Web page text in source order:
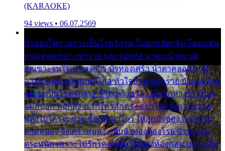
(KARAOKE)
94 views • 06.07.2569
บัวทองโศก เพราะเป็นโรครักรุม ในอกกลัดกลุ้ม โดนแฟน
หนุ่มหลอกเอา เขารวย และรูปหล่อ มาพะเน้าพะนอ
ออเซาะจนใจเบา สงสาร บัวทองเศร้า น้ำตาคลอเบ้า เฝ้า
อาลัย หนุ่มรูปหล่อหนีไกล หัวใจบัวทองระรวย บัวทองโศก
เพราะเป็นโรครักจาง ชีวิตเคว้งคว้าง เมื่อรักห่างร้างไกล
แม่ก็บอก พ่อก็สั่งจะรักใครสักครั้ง อย่าไปหวังความรวย
พลั้งไปใครจะช่วย ซื้อเปลมาไกว ให้ลูกบัวทอง เวรกรรม
ตามสนอง จึงเศร้าหมอง กลีบบัวทองต้องโรย บัวทองไม่
ตระหนัก เพราะไม่รักโคลนตม บัวทองท้องกลม เพราะลืม